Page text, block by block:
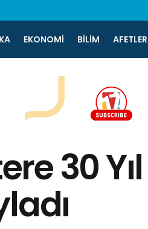
EKONOMI BILIM AFETLER
30